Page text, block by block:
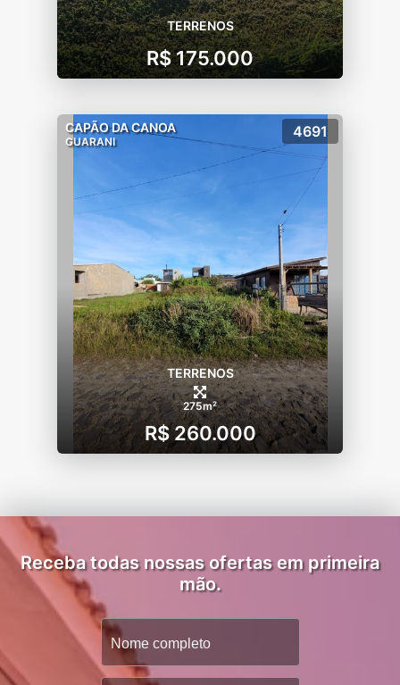
TERRENOS
R$ 175.000
CAPÃO DA CANOA
GUARANI
4691
TERRENOS
275m²
R$ 260.000
Receba todas nossas ofertas em primeira
mão.